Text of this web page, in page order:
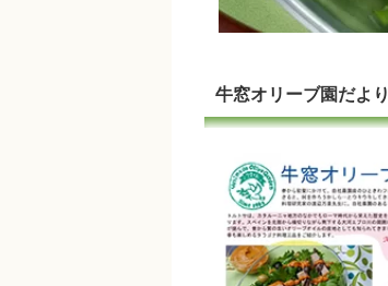
牛窓オリーブ園だより